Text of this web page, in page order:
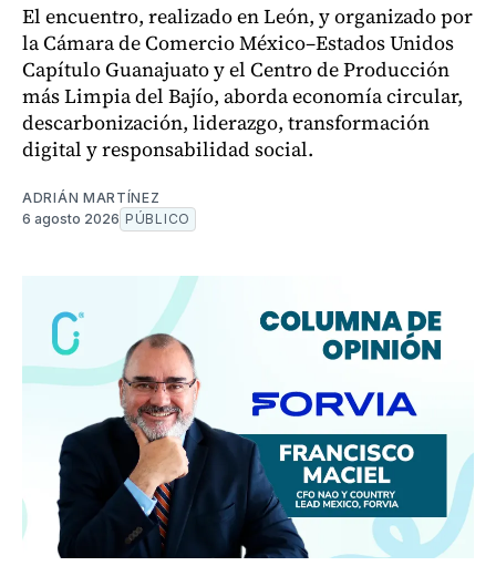
El encuentro, realizado en León, y organizado por
la Cámara de Comercio México–Estados Unidos
Capítulo Guanajuato y el Centro de Producción
más Limpia del Bajío, aborda economía circular,
descarbonización, liderazgo, transformación
digital y responsabilidad social.
ADRIÁN MARTÍNEZ
6 agosto 2026 PÚBLICO